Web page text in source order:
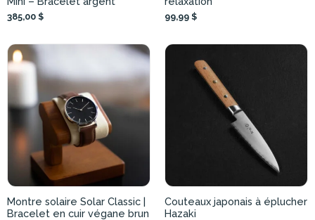
385,00 $ 99,99 $
Montre solaire Solar Classic |
Bracelet en cuir végane brun
Couteaux japonais à éplucher
Hazaki